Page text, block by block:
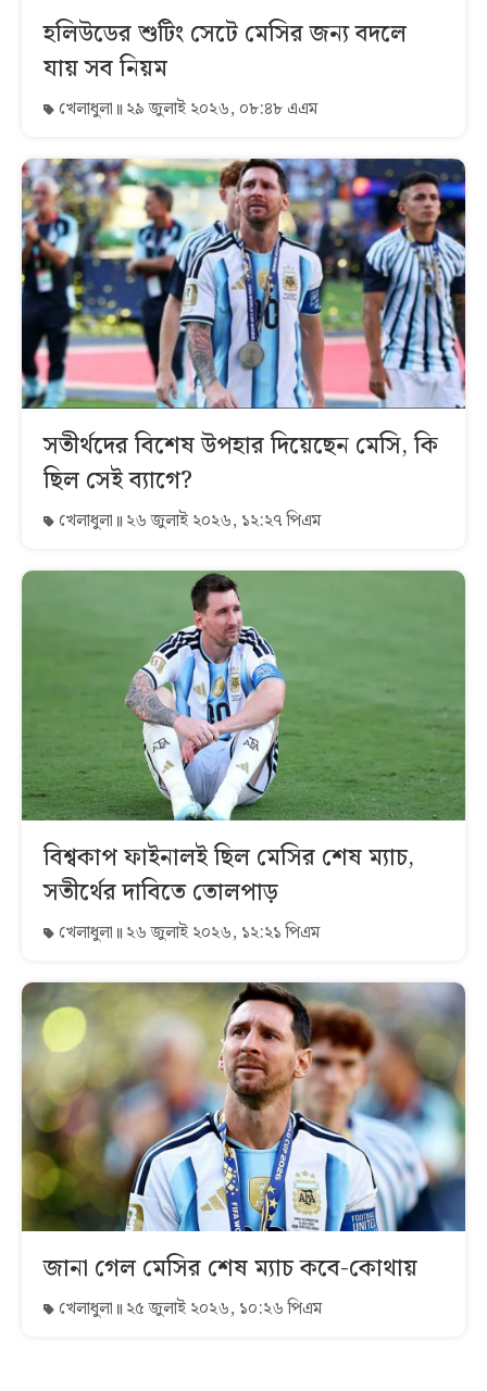
হলিউডের শুটিং সেটে মেসির জন্য বদলে
যায় সব নিয়ম
খেলাধুলা ২৯ জুলাই ২০২৬, ০৮:৪৮ এএম
সতীর্থদের বিশেষ উপহার দিয়েছেন মেসি, কি
ছিল সেই ব্যাগে?
খেলাধুলা ২৬ জুলাই ২০২৬, ১২:২৭ পিএম
বিশ্বকাপ ফাইনালই ছিল মেসির শেষ ম্যাচ,
সতীর্থের দাবিতে তোলপাড়
খেলাধুলা ২৬ জুলাই ২০২৬, ১২:২১ পিএম
জানা গেল মেসির শেষ ম্যাচ কবে-কোথায়
খেলাধুলা ২৫ জুলাই ২০২৬, ১০:২৬ পিএম